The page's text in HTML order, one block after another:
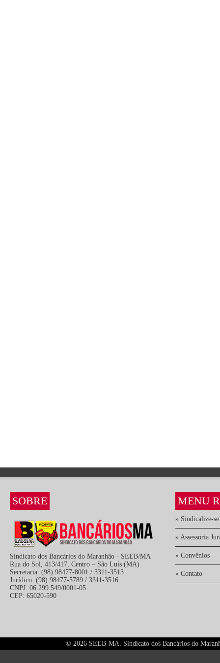
SOBRE
Sindicato dos Bancários do Maranhão - SEEB/MA
Rua do Sol, 413/417, Centro – São Luís (MA)
Secretaria: (98) 98477-8001 / 3311-3513
Jurídico: (98) 98477-5789 / 3311-3516
CNPJ: 06.299.549/0001-05
CEP: 65020-590
MENU
» Sindicalize-se
» Assessoria
» Convênios
» Contato
© 2026 SEEB-MA. Sindicato dos Bancários do